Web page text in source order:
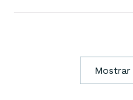
Mostrar